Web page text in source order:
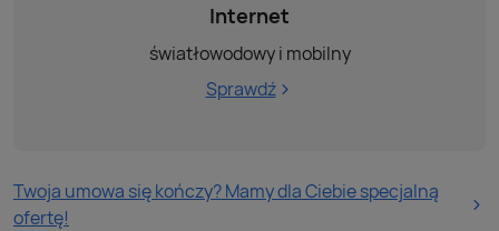
Internet
światłowodowy i mobilny
Sprawdź
Twoja umowa się kończy? Mamy dla Ciebie specjalną
ofertę!